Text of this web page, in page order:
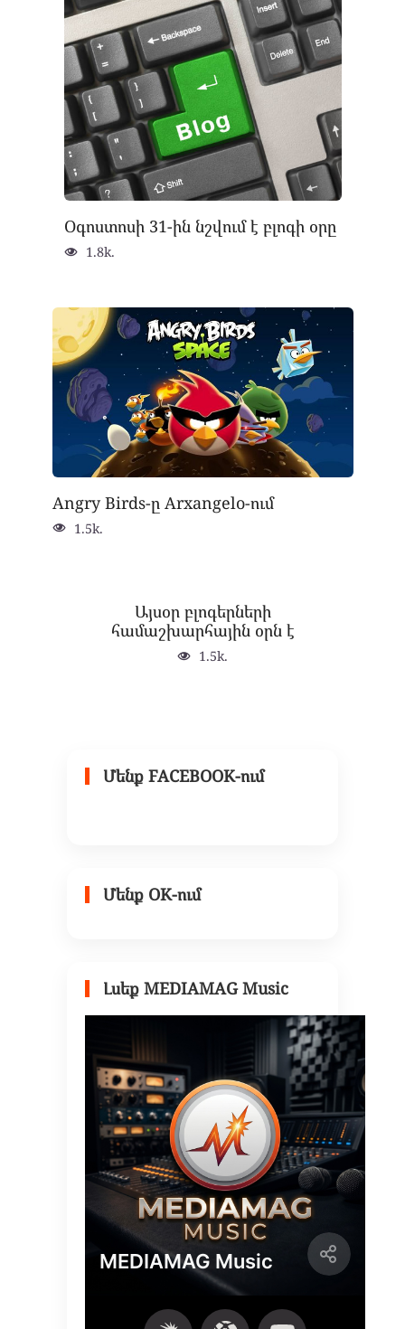
Օգոստոսի 31-ին նշվում է բլոգի օրը
1.8k.
Angry Birds-ը Arxangelo-ում
1.5k.
Այսօր բլոգերների
համաշխարհային օրն է
1.5k.
Մենք FACEBOOK-ում
Մենք OK-ում
Լսեք MEDIAMAG Music